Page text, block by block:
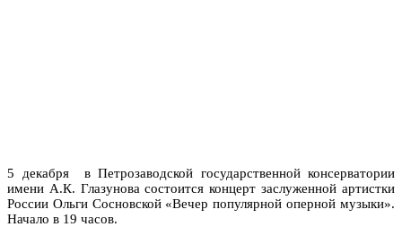
5 декабря в Петрозаводской государственной консерватории
имени А.К. Глазунова состоится концерт заслуженной артистки
России Ольги Сосновской «Вечер популярной оперной музыки».
Начало в 19 часов.